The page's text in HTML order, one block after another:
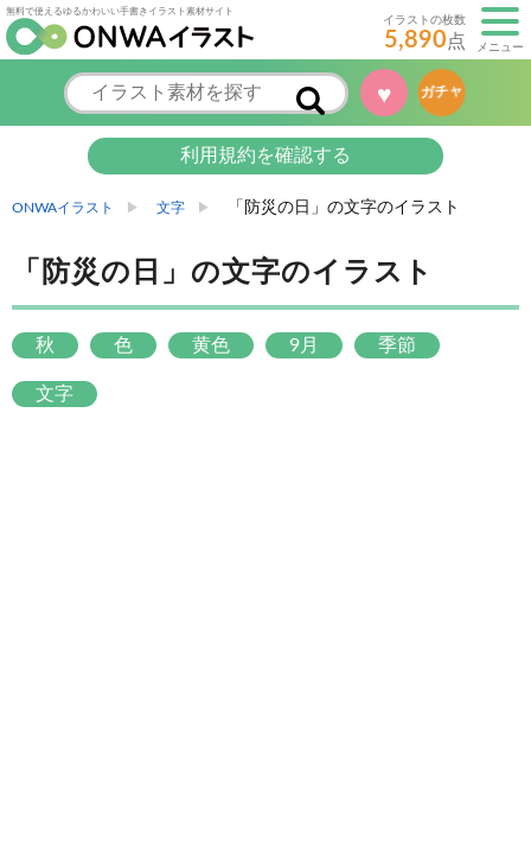
無料で使えるゆるかわいい手書きイラスト素材サイト
イラストの枚数
5,890点 メニュー
♥ ガチャ
利用規約を確認する
ONWAイラスト 文字 「防災の日」の文字のイラスト
「防災の日」の文字のイラスト
秋 色 黄色 9月 季節
文字